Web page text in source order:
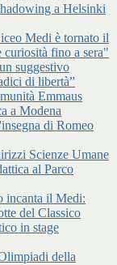
a Helsinki
Medi è tornato il
curiosità fino a sera"
suggestivo
di libertà”
Emmaus
a Modena
di Romeo
Scienze Umane
al Parco
incanta il Medi:
del Classico
in stage
della